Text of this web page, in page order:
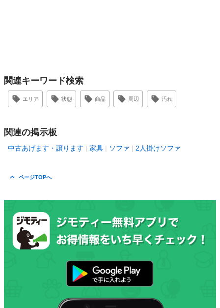
関連キーワード検索
エリア 状態 商品 周辺 汚れ
関連の掲示板
中古あげます・譲ります 家具 ソファ 2人掛けソファ
ページTOPへ